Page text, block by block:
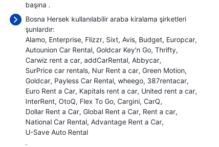
başına .
Bosna Hersek kullanılabilir araba kiralama şirketleri
şunlardır:
Alamo Enterprise Flizzr Sixt Avis Budget Europcar
Autounion Car Rental Goldcar Key'n Go Thrifty
Carwiz rent a car addCarRental Abbycar
SurPrice car rentals Nur Rent a car Green Motion
Goldcar Payless Car Rental wheego 387rentacar
Euro Rent a Car Kapitals rent a car United rent a car
InterRent OtoQ Flex To Go Cargini CarQ
Dollar Rent a Car Global Rent a Car Rent a car
National Car Rental Advantage Rent a Car
U-Save Auto Rental
.